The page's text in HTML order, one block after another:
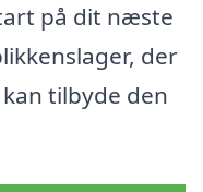
på dit næste
der
tilbyde den